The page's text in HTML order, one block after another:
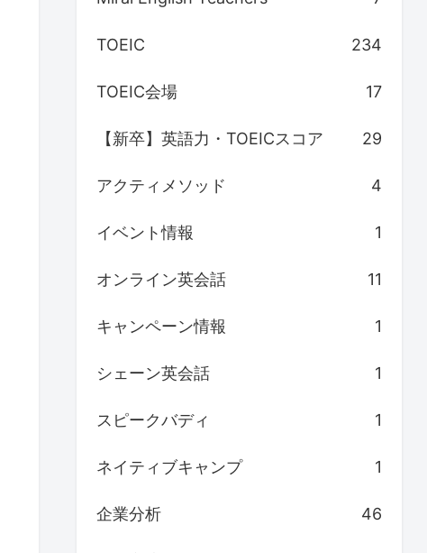
TOEIC 234
TOEIC会場 17
【新卒】英語力・TOEICスコア 29
アクティメソッド 4
イベント情報 1
オンライン英会話 11
キャンペーン情報 1
シェーン英会話 1
スピークバディ 1
ネイティブキャンプ 1
企業分析 46